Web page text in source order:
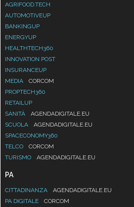
AGRIFOOD.TECH
AUTOMOTIVEUP
BANKINGUP
ENERGYUP
HEALTHTECH360
INNOVATION POST
INSURANCEUP
MEDIA
CORCOM
PROPTECH360
RETAILUP
SANITÀ
AGENDADIGITALE.EU
SCUOLA
AGENDADIGITALE.EU
SPACECONOMY360
TELCO
CORCOM
TURISMO
AGENDADIGITALE.EU
PA
CITTADINANZA
AGENDADIGITALE.EU
PA DIGITALE
CORCOM